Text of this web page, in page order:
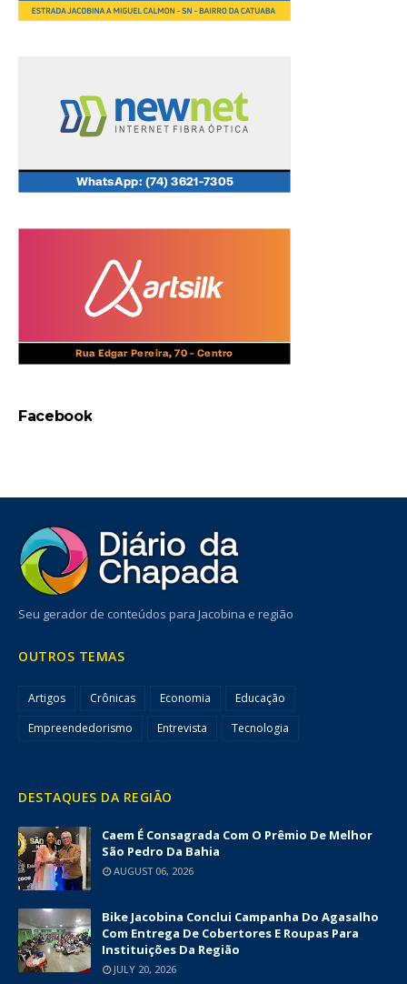
Facebook
Seu gerador de conteúdos para Jacobina e região
OUTROS TEMAS
Artigos Crônicas Economia
Educação
Empreendedorismo
Entrevista Tecnologia
DESTAQUES DA REGIÃO
Caem É Consagrada Com O Prêmio De Melhor
São Pedro Da Bahia
AUGUST 06, 2026
Bike Jacobina Conclui Campanha Do Agasalho
Com Entrega De Cobertores E Roupas Para
Instituições Da Região
JULY 20, 2026